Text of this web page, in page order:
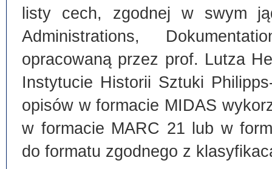
listy cech, zgodnej w swym
Administrations,
opracowaną przez prof. Lutza
Instytucie Historii Sztuki
opisów w formacie MIDAS
w formacie MARC 21 lub w
do formatu zgodnego z